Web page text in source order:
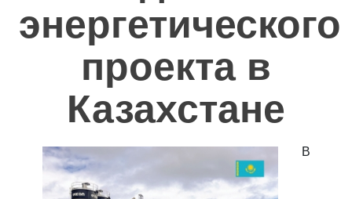
энергетического
проекта в
Казахстане
В